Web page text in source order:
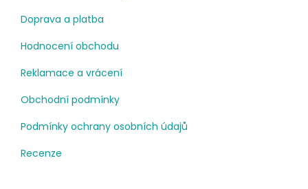
Doprava a platba
Hodnocení obchodu
Reklamace a vrácení
Obchodní podmínky
Podmínky ochrany osobních údajů
Recenze